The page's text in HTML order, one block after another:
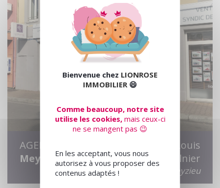
AGENCE
Meyzieu
5 rue Louis
Saulnier
69330 Meyzieu
Bienvenue chez LIONROSE
IMMOBILIER😄
Comme beaucoup, notre site
utilise les cookies,mais ceux-ci
ne se mangent pas 😉
En les acceptant, vous nous
autorisez à vous proposer des
contenus adaptés !